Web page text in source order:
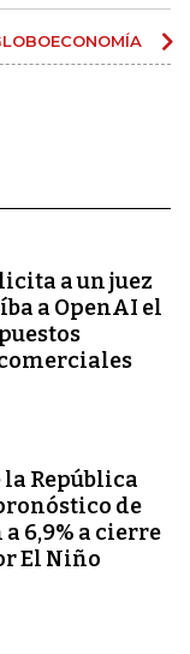
a un juez
a OpenAI el
la República
de
6,9% a cierre
El Niño